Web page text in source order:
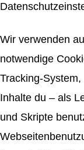
Wir verwenden
notwendige
Tracking-
Inhalte du – als
und Skripte